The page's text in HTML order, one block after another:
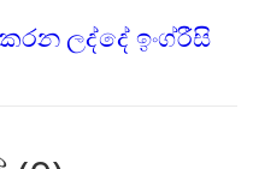
ලද්දේ ඉංග්රීසි